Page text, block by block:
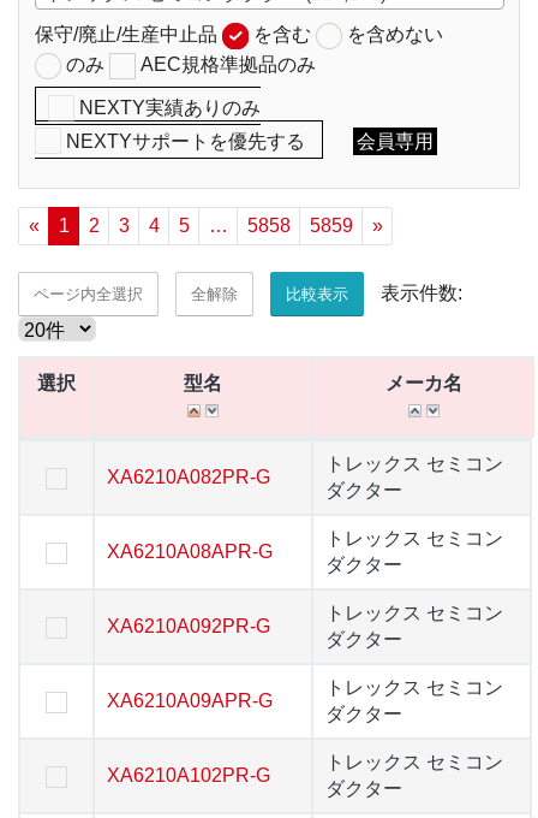
保守/廃止/生産中止品
を含む
を含めない
のみ
AEC規格準拠品のみ
NEXTY実績ありのみ
NEXTYサポートを優先する
会員専用
« 1 2 3 4 5 … 5858 5859 »
ページ内全選択 全解除 比較表示 表示件数:
選択 型名 メーカ名
メーカ名
XA6210A082PR-G
トレックス セミコンダ
クター
XA6210A08APR-G
トレックス セミコンダ
クター
XA6210A092PR-G
トレックス セミコンダ
クター
XA6210A09APR-G
トレックス セミコンダ
クター
XA6210A102PR-G
トレックス セミコンダ
クター
選択 型名 メーカ名
XA6210A082PR-G
トレックス セミコン
ダクター
XA6210A08APR-G
トレックス セミコン
ダクター
XA6210A092PR-G
トレックス セミコン
ダクター
XA6210A09APR-G
トレックス セミコン
ダクター
XA6210A102PR-G
トレックス セミコン
ダクター